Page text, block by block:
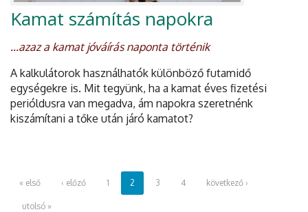
Kamat számítás napokra
...azaz a kamat jóváírás naponta történik
A kalkulátorok használhatók különböző futamidő
egységekre is. Mit tegyünk, ha a kamat éves fizetési
perióldusra van megadva, ám napokra szeretnénk
kiszámítani a tőke után járó kamatot?
« első ‹ előző 1 2 3 4 következő ›
utolsó »